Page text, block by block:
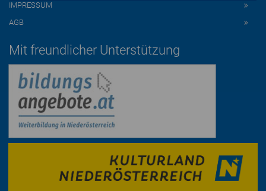
IMPRESSUM
AGB
Mit freundlicher Unterstützung